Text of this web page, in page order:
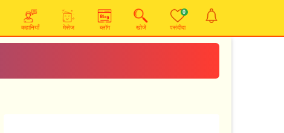
कहानियाँ मेसेज ब्लॉग खोजें
0
पसंदीदा